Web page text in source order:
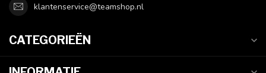
klantenservice@teamshop.nl
CATEGORIEËN